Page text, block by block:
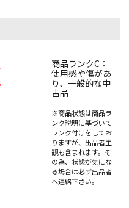
商品ランクC：
使用感や傷があ
り、一般的な中
古品
※商品状態は商品ラ
ンク説明に基づいて
ランク付けをしてお
りますが、出品者主
観も含まれます。そ
の為、状態が気にな
る場合は必ず出品者
へ連絡下さい。